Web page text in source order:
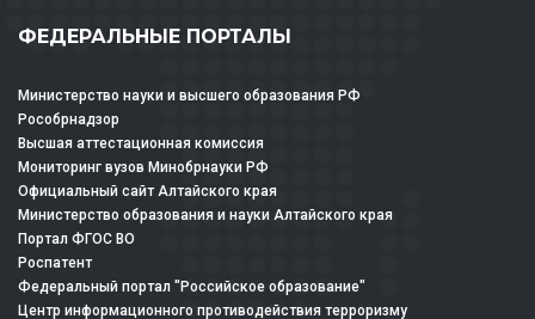
ФЕДЕРАЛЬНЫЕ ПОРТАЛЫ
Министерство науки и высшего образования РФ
Рособрнадзор
Высшая аттестационная комиссия
Мониторинг вузов Минобрнауки РФ
Официальный сайт Алтайского края
Министерство образования и науки Алтайского края
Портал ФГОС ВО
Роспатент
Федеральный портал "Российское образование"
Центр информационного противодействия терроризму